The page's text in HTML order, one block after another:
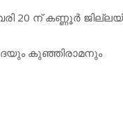
20 ന് കണ്ണൂര്‍
കുഞ്ഞിരാമനും